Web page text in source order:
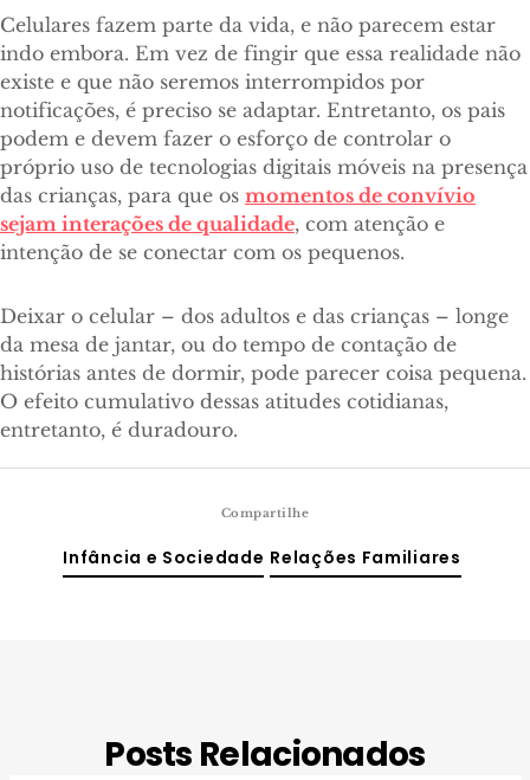
Celulares fazem parte da vida, e não parecem estar
indo embora. Em vez de fingir que essa realidade não
existe e que não seremos interrompidos por
notificações, é preciso se adaptar. Entretanto, os pais
podem e devem fazer o esforço de controlar o
próprio uso de tecnologias digitais móveis na presença
das crianças, para que os momentos de convívio
sejam interações de qualidade, com atenção e
intenção de se conectar com os pequenos.
Deixar o celular – dos adultos e das crianças – longe
da mesa de jantar, ou do tempo de contação de
histórias antes de dormir, pode parecer coisa pequena.
O efeito cumulativo dessas atitudes cotidianas,
entretanto, é duradouro.
Compartilhe
Infância e Sociedade Relações Familiares
Posts Relacionados